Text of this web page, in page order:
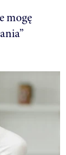
mogę